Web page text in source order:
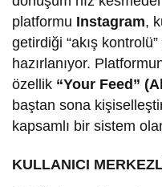
platformu Instagram,
getirdiği “akış
hazırlanıyor.
özellik “Your Feed”
baştan sona
kapsamlı bir sistem
KULLANICI